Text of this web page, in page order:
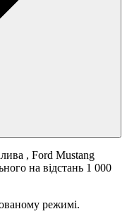
, Ford Mustang
на відстань 1 000
режимі.